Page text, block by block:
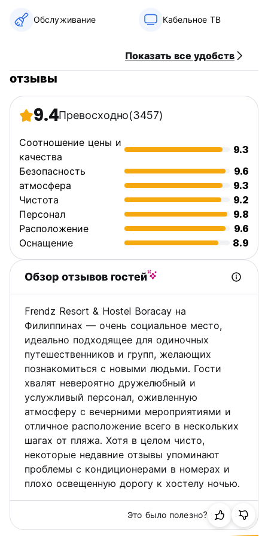
Обслуживание Кабельное ТВ
Показать все удобств
отзывы
9.4Превосходно(3457)
Соотношение цены и
качества
9.3
Безопасность
9.6
атмосфера
9.3
Чистота
9.2
Персонал
9.8
Расположение
9.6
Оснащение
8.9
Обзор отзывов гостей
Frendz Resort & Hostel Boracay на
Филиппинах — очень социальное место,
идеально подходящее для одиночных
путешественников и групп, желающих
познакомиться с новыми людьми. Гости
хвалят невероятно дружелюбный и
услужливый персонал, оживленную
атмосферу с вечерними мероприятиями и
отличное расположение всего в нескольких
шагах от пляжа. Хотя в целом чисто,
некоторые недавние отзывы упоминают
проблемы с кондиционерами в номерах и
плохо освещенную дорогу к хостелу ночью.
Это было полезно?